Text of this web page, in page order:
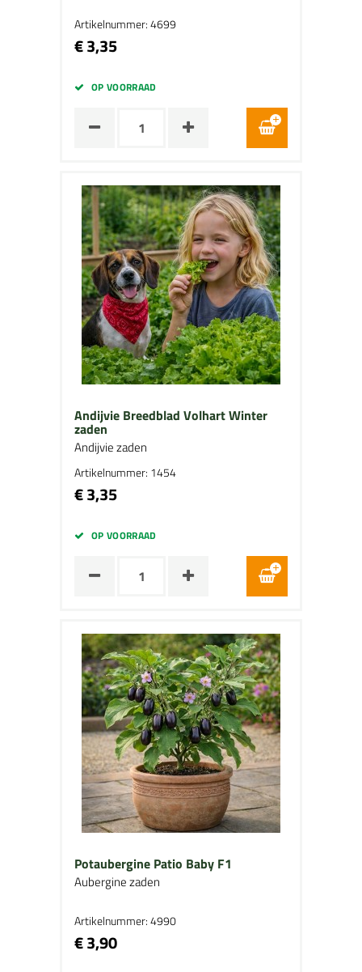
Artikelnummer: 4699
€ 3,35
OP VOORRAAD
Andijvie Breedblad Volhart Winter
zaden
Andijvie zaden
Artikelnummer: 1454
€ 3,35
OP VOORRAAD
Potaubergine Patio Baby F1
Aubergine zaden
Artikelnummer: 4990
€ 3,90